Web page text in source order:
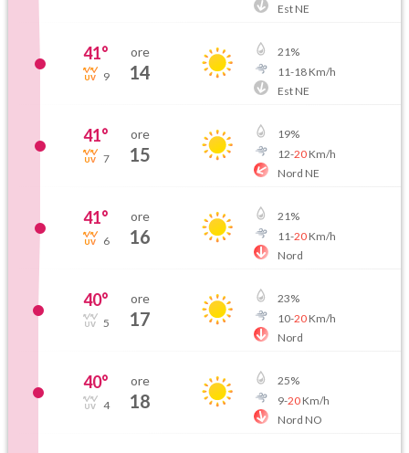
Est NE
41°
9
ore
14
21%
11-18Km/h
Est NE
41°
7
ore
15
19%
12-20Km/h
Nord NE
41°
6
ore
16
21%
11-20Km/h
Nord
40°
5
ore
17
23%
10-20Km/h
Nord
40°
4
ore
18
25%
9-20Km/h
Nord NO